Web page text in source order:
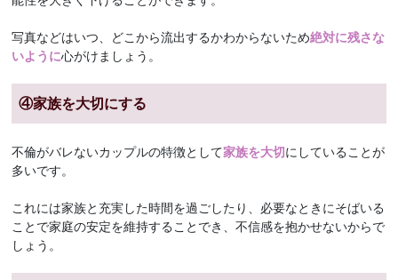
写真などはいつ、どこから流出するかわからないため絶対に残さな
いように心がけましょう。
④家族を大切にする
不倫がバレないカップルの特徴として家族を大切にしていることが
多いです。
これには家族と充実した時間を過ごしたり、必要なときにそばいる
ことで家庭の安定を維持することでき、不信感を抱かせないからで
しょう。